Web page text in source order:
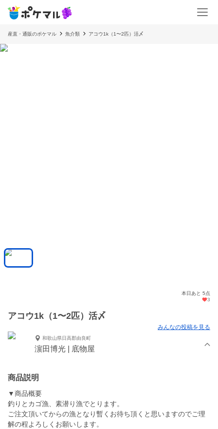
産直・通販のポケマル 魚介類 アコウ1k（1〜2匹）活〆
本日あと 5点
3
アコウ1k（1〜2匹）活〆
みんなの投稿を見る
和歌山県日高郡由良町
濵田博光 | 底物屋
商品説明
▼商品概要
釣りとカゴ漁、素潜り漁でとります。
ご注文頂いてからの漁となり暫くお待ち頂くと思いますのでご理
解の程よろしくお願いします。